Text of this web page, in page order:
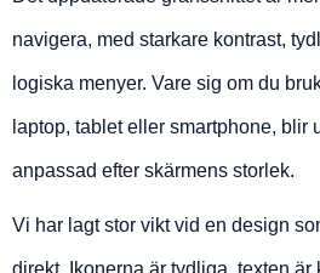
navigera, med starkare kontrast,
logiska menyer. Vare sig om du
laptop, tablet eller smartphone, blir
anpassad efter skärmens storlek.
Vi har lagt stor vikt vid en design
direkt. Ikonerna är tydliga, texten är